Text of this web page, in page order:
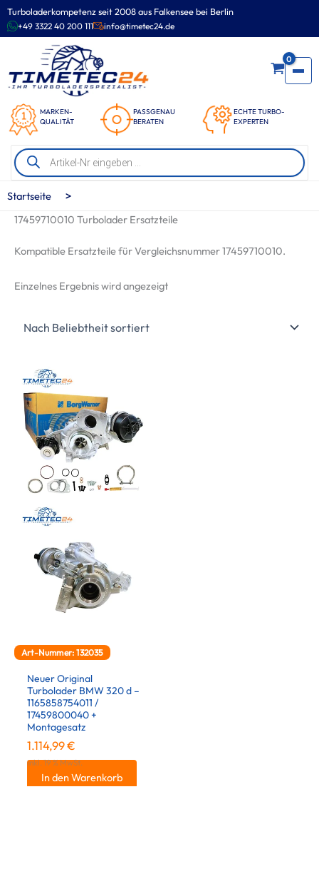
Turboladerkompetenz seit 2008 aus Falkensee bei Berlin
+49 3322 40 200 111 info@timetec24.de
MARKEN-
QUALITÄT
PASSGENAU
BERATEN
ECHTE TURBO-
EXPERTEN
0
Products
search
Zum
Inhalt
springen
Startseite >
17459710010 Turbolader Ersatzteile
Kompatible Ersatzteile für Vergleichsnummer 17459710010.
Einzelnes Ergebnis wird angezeigt
Art-Nummer: 132035
Neuer Original
Turbolader BMW 320 d –
1165858754011 /
17459800040 +
Montagesatz
1.114,99€
inkl. 19 % MwSt.
In den Warenkorb